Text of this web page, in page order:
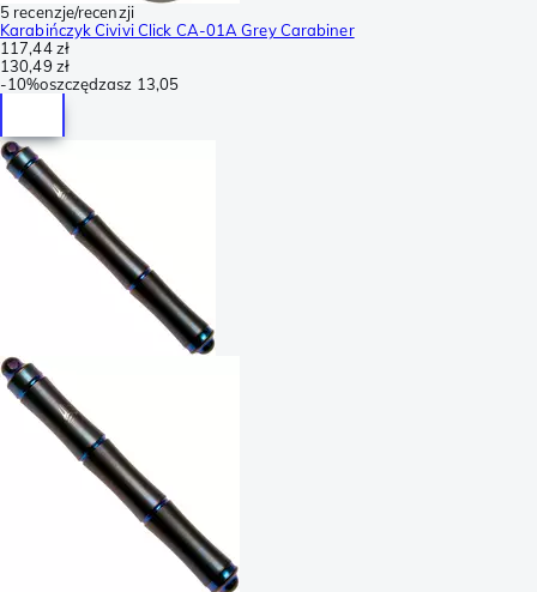
5 recenzje/recenzji
Karabińczyk Civivi Click CA-01A Grey Carabiner
117,44 zł
130,49 zł
-10%oszczędzasz 13,05